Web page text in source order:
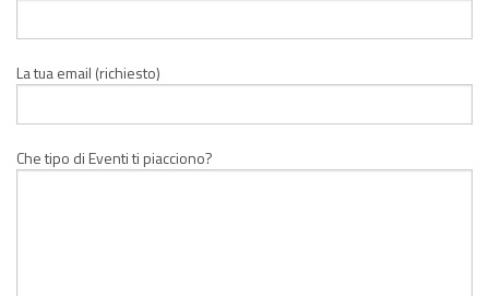
La tua email (richiesto)
Che tipo di Eventi ti piacciono?